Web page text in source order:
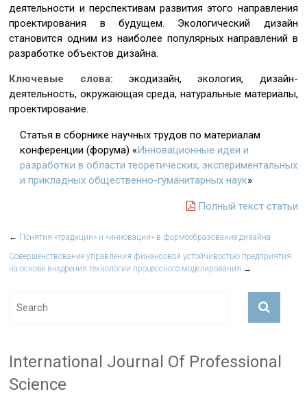
деятельности и перспективам развития этого направления
проектирования в будущем. Экологический дизайн
становится одним из наиболее популярных направлений в
разработке объектов дизайна.
Ключевые слова: экодизайн, экология, дизайн-
деятельность, окружающая среда, натуральные материалы,
проектирование.
Статья в сборнике научных трудов по материалам
конференции (форума) «Инновационные идеи и
разработки в области теоретических, экспериментальных
и прикладных общественно-гуманитарных наук»
Полный текст статьи
← Понятия «традиции» и «инновации» в формообразование дизайна
Совершенствование управления финансовой устойчивостью предприятия
на основе внедрения технологии процессного моделирования →
International Journal Of Professional
Science